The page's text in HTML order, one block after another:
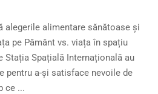
alegerile alimentare sănătoase și
pe Pământ vs. viața în spațiu
Stația Spațială Internațională au
pentru a-și satisface nevoile de
ce ...